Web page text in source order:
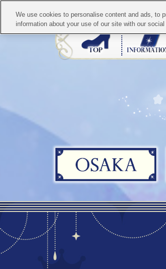
We use cookies to personalise content and ads, to
information about your use of our site with our